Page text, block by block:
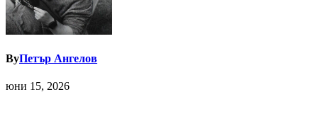
ByПетър Ангелов
юни 15, 2026